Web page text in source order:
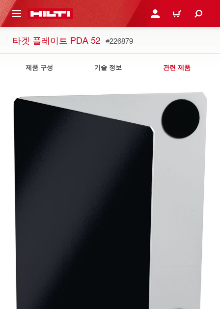
으로 건너뛰기 로그인 또는 회원가입
장바구니
타겟 플레이트 PDA 52 #226879
제품 구성 기술 정보 관련 제품